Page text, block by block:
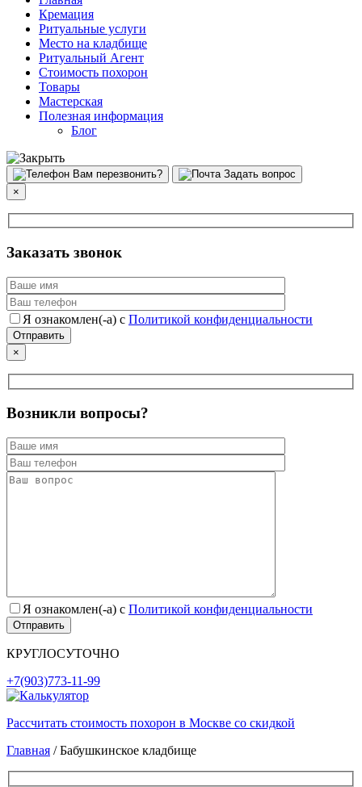
Кремация
Ритуальные услуги
Место на кладбище
Ритуальный Агент
Стоимость похорон
Товары
Мастерская
Полезная информация
Блог
Вам перезвонить?
Задать вопрос
×
Заказать звонок
Я ознакомлен(-а) с Политикой конфиденциальности
×
Возникли вопросы?
Я ознакомлен(-а) с Политикой конфиденциальности
КРУГЛОСУТОЧНО
+7(903)773-11-99
Рассчитать стоимость похорон в Москве со скидкой
Главная / Бабушкинское кладбище